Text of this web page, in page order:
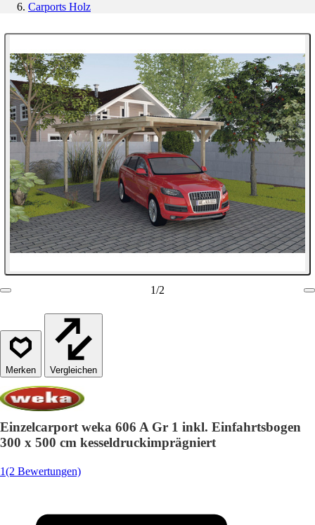
Carports Holz
1/2
Vergleichen
Einzelcarport weka 606 A Gr 1 inkl. Einfahrtsbogen
300 x 500 cm kesseldruckimprägniert
1(2 Bewertungen)